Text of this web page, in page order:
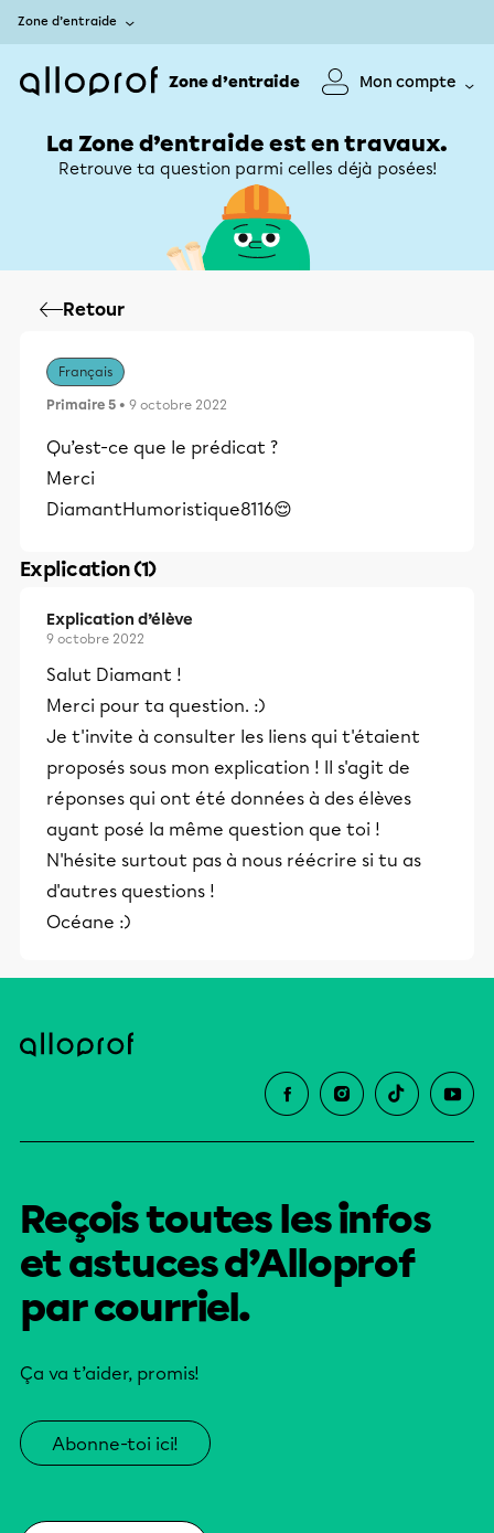
Zone d’entraide
Zone d’entraide Mon compte
La Zone d’entraide est en travaux.
Retrouve ta question parmi celles déjà posées!
Retour
Français
Primaire 5 • 9 octobre 2022
Qu’est-ce que le prédicat ?
Merci
DiamantHumoristique8116😌
Explication (1)
Explication d’élève
9 octobre 2022
Salut Diamant !
Merci pour ta question. :)
Je t'invite à consulter les liens qui t'étaient
proposés sous mon explication ! Il s'agit de
réponses qui ont été données à des élèves
ayant posé la même question que toi !
N'hésite surtout pas à nous réécrire si tu as
d'autres questions !
Océane :)
Reçois toutes les infos
et astuces d’Alloprof
par courriel.
Ça va t’aider, promis!
Abonne-toi ici!